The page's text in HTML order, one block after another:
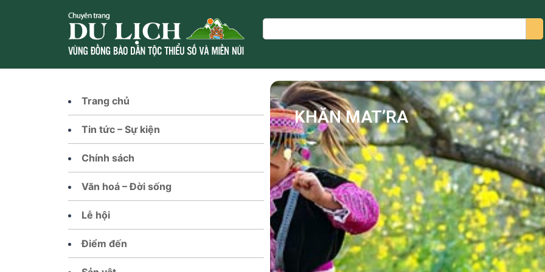
Search
Trang chủ
Tin tức – Sự kiện
Chính sách
Văn hoá – Đời sống
Lễ hội
Điểm đến
KHĂN MAT’RA